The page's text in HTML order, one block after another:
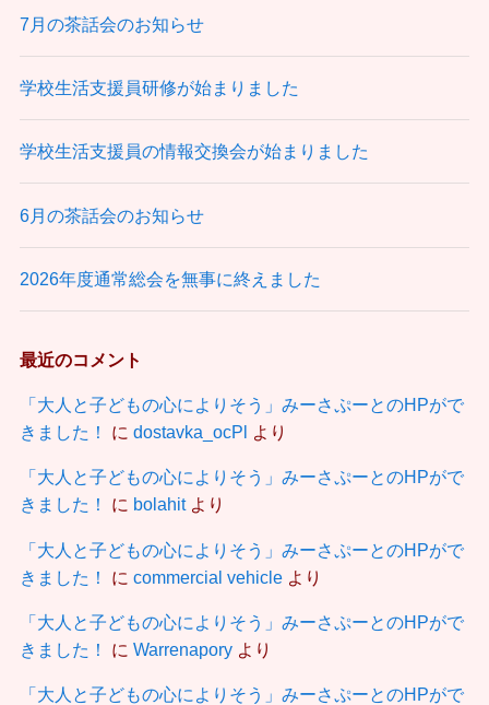
7月の茶話会のお知らせ
学校生活支援員研修が始まりました
学校生活支援員の情報交換会が始まりました
6月の茶話会のお知らせ
2026年度通常総会を無事に終えました
最近のコメント
「大人と子どもの心によりそう」みーさぷーとのHPがで
きました！
に dostavka_ocPl より
「大人と子どもの心によりそう」みーさぷーとのHPがで
きました！
に bolahitより
「大人と子どもの心によりそう」みーさぷーとのHPがで
きました！
に commercial vehicleより
「大人と子どもの心によりそう」みーさぷーとのHPがで
きました！
に Warrenaporyより
「大人と子どもの心によりそう」みーさぷーとのHPがで